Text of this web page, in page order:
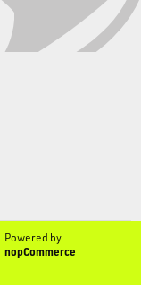
Powered by
nopCommerce